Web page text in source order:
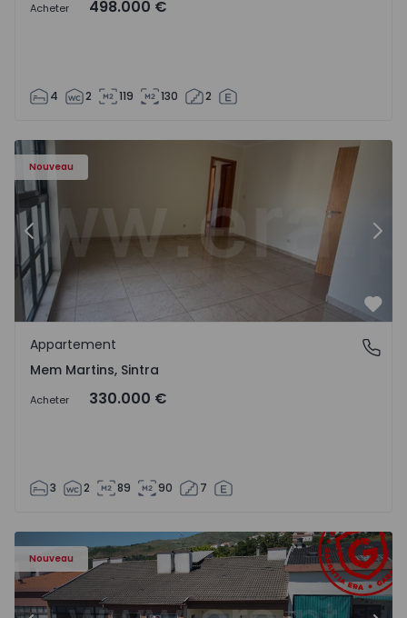
Acheter 498.000 €
4 2 119 130 2
Nouveau
- 15
Appartement T3 Sintra, Algueirão-Mem Martins -
Précédent
Mem Martins, Sintra
Appartement
Mem Martins, Sintra
Acheter 330.000 €
3 2 89 90 7
Nouveau
- 18
Appartement T2 Covilhã, Covilhã e Canhoso - 1497806 -